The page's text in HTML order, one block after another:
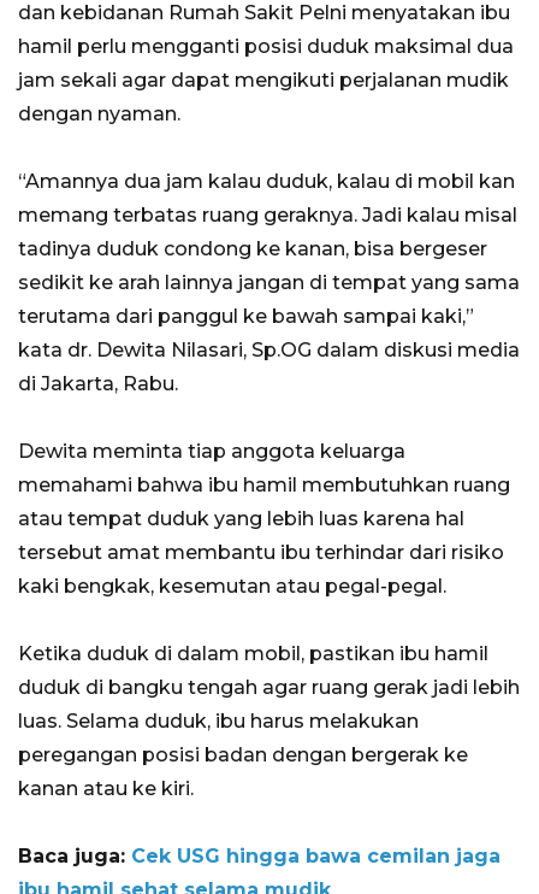
dan kebidanan Rumah Sakit Pelni menyatakan ibu
hamil perlu mengganti posisi duduk maksimal dua
jam sekali agar dapat mengikuti perjalanan mudik
dengan nyaman.
“Amannya dua jam kalau duduk, kalau di mobil kan
memang terbatas ruang geraknya. Jadi kalau misal
tadinya duduk condong ke kanan, bisa bergeser
sedikit ke arah lainnya jangan di tempat yang sama
terutama dari panggul ke bawah sampai kaki,”
kata dr. Dewita Nilasari, Sp.OG dalam diskusi media
di Jakarta, Rabu.
Dewita meminta tiap anggota keluarga
memahami bahwa ibu hamil membutuhkan ruang
atau tempat duduk yang lebih luas karena hal
tersebut amat membantu ibu terhindar dari risiko
kaki bengkak, kesemutan atau pegal-pegal.
Ketika duduk di dalam mobil, pastikan ibu hamil
duduk di bangku tengah agar ruang gerak jadi lebih
luas. Selama duduk, ibu harus melakukan
peregangan posisi badan dengan bergerak ke
kanan atau ke kiri.
Baca juga: Cek USG hingga bawa cemilan jaga